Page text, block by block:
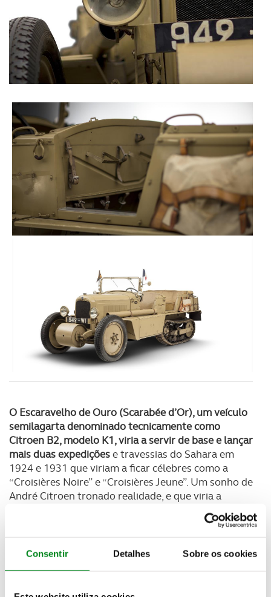
Consentir Detalhes Sobre os cookies
O Escaravelho de Ouro (Scarabée d’Or), um veículo
semilagarta denominado tecnicamente como
Citroen B2, modelo K1, viria a servir de base e lançar
mais duas expediçõese travessias do Sahara em
1924 e 1931 que viriam a ficar célebres como a
“Croisières Noire” e “Croisières Jeune”. Um sonho de
André Citroen tronado realidade, e que viria a
impulsionar futuros veículos que se moviam em
O projeto de reconstrução deste histórico
empenhou nesta verdadeira aventura pedagógica,